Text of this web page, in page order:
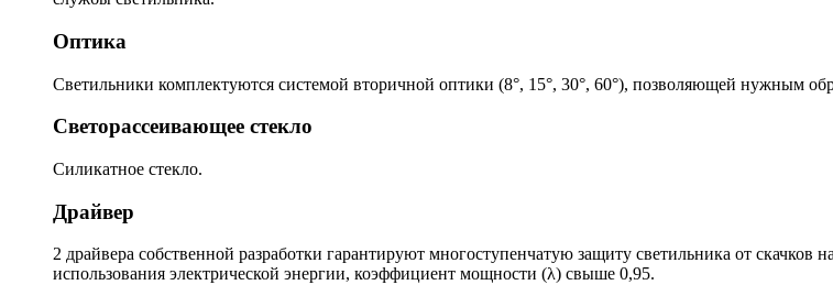
Оптика
Светильники комплектуются системой вторичной оптики (8°, 15°, 30°, 60°), позволяющей нужным
Светорассеивающее стекло
Силикатное стекло.
Драйвер
2 драйвера собственной разработки гарантируют многоступенчатую защиту светильника от
использования электрической энергии, коэффициент мощности (λ) свыше 0,95.